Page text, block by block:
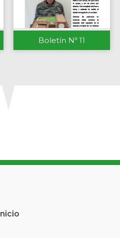
Boletín Nº 11
Inicio